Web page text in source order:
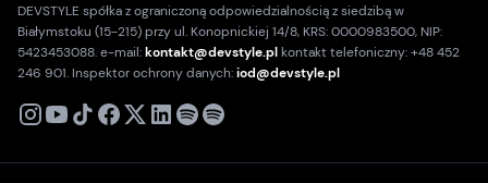
DEVSTYLE spółka z ograniczoną odpowiedzialnością z siedzibą w
Białymstoku (15-215) przy ul. Konopnickiej 14/8, KRS: 0000983500, NIP:
5423453088. e-mail:kontakt@devstyle.plkontakt telefoniczny: +48 452
246 901. Inspektor ochrony danych:iod@devstyle.pl
X